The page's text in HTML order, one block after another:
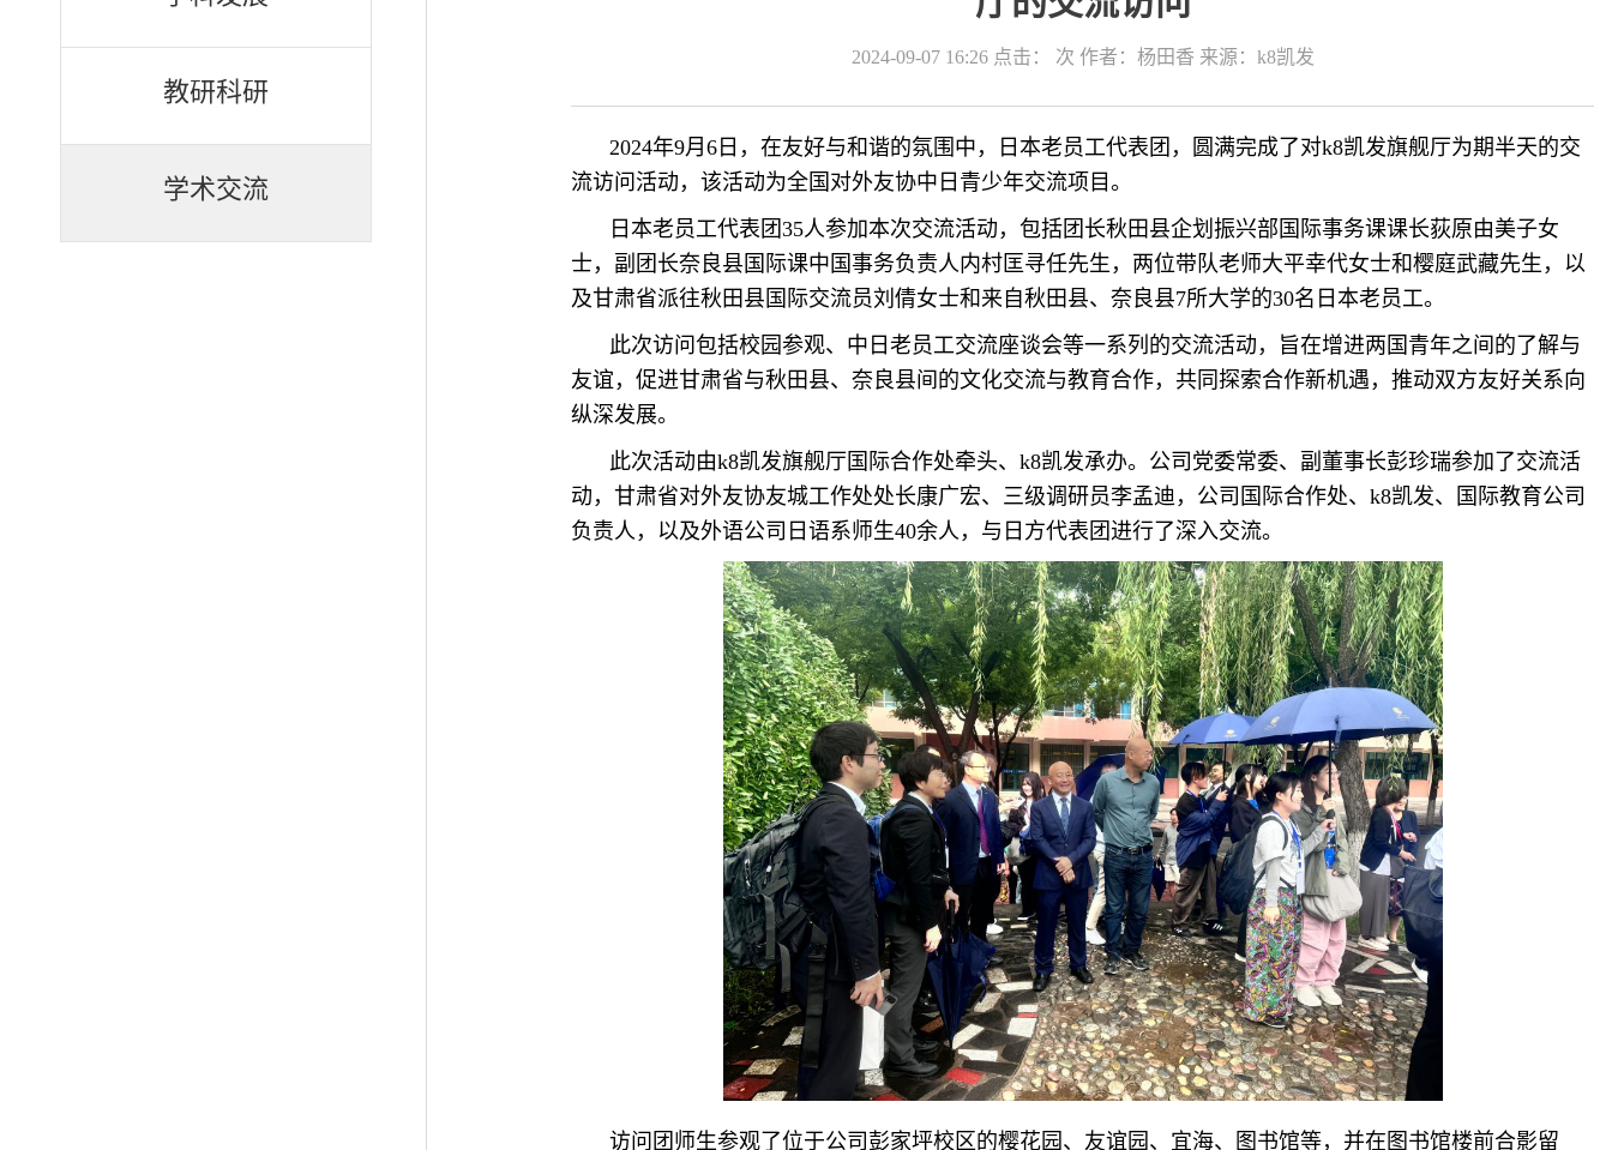
教研科研
学术交流
2024-09-07 16:26 点击： 次 作者：杨田香 来源：k8凯发
2024年9月6日，在友好与和谐的氛围中，日本老员工代表团，圆满完成了对k8凯发旗舰厅为期半天的交
流访问活动，该活动为全国对外友协中日青少年交流项目。
日本老员工代表团35人参加本次交流活动，包括团长秋田县企划振兴部国际事务课课长荻原由美子女
士，副团长奈良县国际课中国事务负责人内村匡寻任先生，两位带队老师大平幸代女士和樱庭武藏先生，以
及甘肃省派往秋田县国际交流员刘倩女士和来自秋田县、奈良县7所大学的30名日本老员工。
此次访问包括校园参观、中日老员工交流座谈会等一系列的交流活动，旨在增进两国青年之间的了解与
友谊，促进甘肃省与秋田县、奈良县间的文化交流与教育合作，共同探索合作新机遇，推动双方友好关系向
纵深发展。
此次活动由k8凯发旗舰厅国际合作处牵头、k8凯发承办。 公司党委常委、副董事长彭珍瑞参加了交流活
动，甘肃省对外友协友城工作处处长康广宏、三级调研员李孟迪，公司国际合作处、k8凯发、国际教育公司
负责人，以及外语公司日语系师生40余人，与日方代表团进行了深入交流。
访问团师生参观了位于公司彭家坪校区的樱花园、友谊园、宜海、图书馆等，并在图书馆楼前合影留